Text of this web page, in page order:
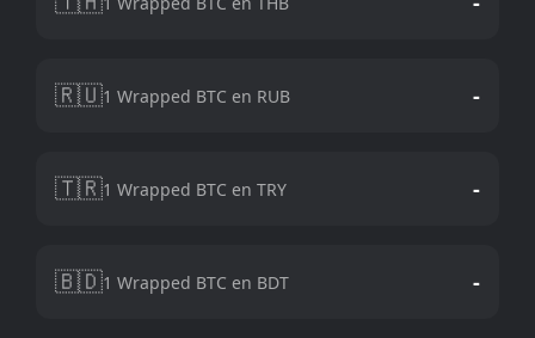
🇷🇺1 Wrapped BTC en RUB -
🇹🇷1 Wrapped BTC en TRY -
🇧🇩1 Wrapped BTC en BDT -